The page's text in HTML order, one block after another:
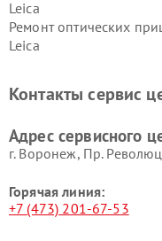
Leica
Ремонт оптических
Leica
Контакты сервис
Адрес сервисного
г. Воронеж, Пр.
Горячая линия:
+7 (473) 201-67-53